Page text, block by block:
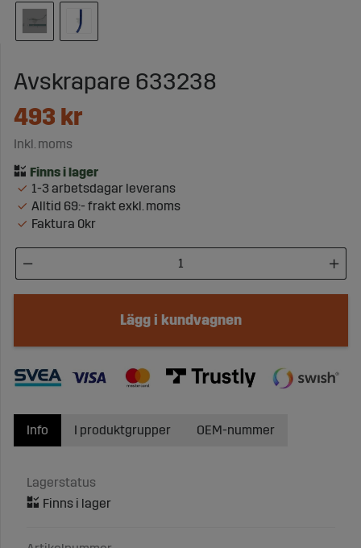
Avskrapare 633238
493 kr
Inkl. moms
1-3 arbetsdagar leverans
Alltid 69:- frakt exkl. moms
Faktura 0kr
Lägg i kundvagnen
Info
Lagerstatus
I produktgrupper OEM-nummer